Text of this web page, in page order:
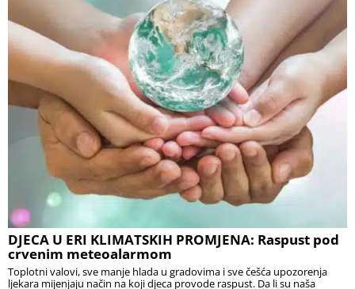
DJECA U ERI KLIMATSKIH PROMJENA: Raspust pod
crvenim meteoalarmom
Toplotni valovi, sve manje hlada u gradovima i sve češća upozorenja
ljekara mijenjaju način na koji djeca provode raspust. Da li su naša